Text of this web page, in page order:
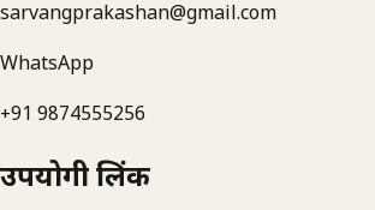
sarvangprakashan@gmail.com
WhatsApp
+91 9874555256
उपयोगी लिंक